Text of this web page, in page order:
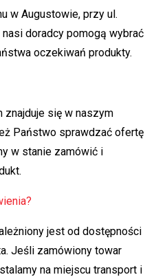
w Augustowie, przy ul.
doradcy pomogą wybrać
oczekiwań produkty.
znajduje się w naszym
Państwo sprawdzać ofertę
w stanie zamówić i
jest od dostępności
Jeśli zamówiony towar
na miejscu transport i